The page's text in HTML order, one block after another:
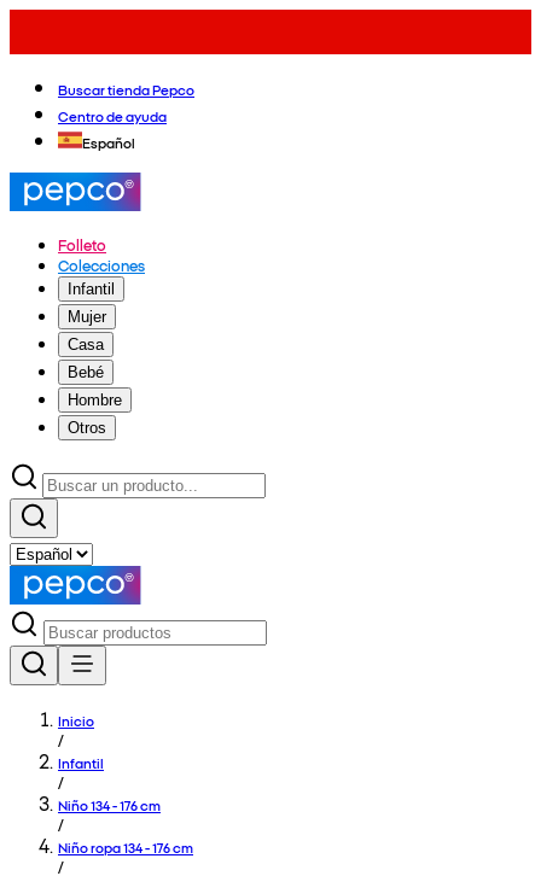
Buscar tienda Pepco
Centro de ayuda
Español
Folleto
Colecciones
Infantil
Mujer
Casa
Bebé
Hombre
Otros
Inicio
/
Infantil
/
Niño 134 - 176 cm
/
Niño ropa 134 - 176 cm
/